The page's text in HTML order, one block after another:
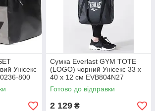
Унісекс
800
Сумка Everlast GYM TOTE
(LOGO) чорний Унісекс 33 x
40 x 12 см EVB804N27
Готово до відправки
2 129 ₴